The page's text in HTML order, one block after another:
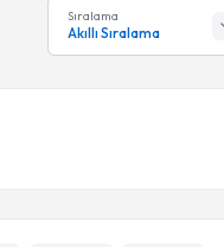
Sıralama
Akıllı Sıralama